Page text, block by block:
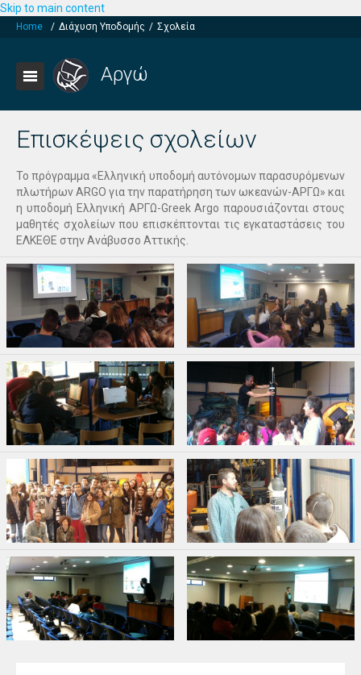
Skip to main content
Home / Διάχυση Yποδομής / Σχολεία
Αργώ
Επισκέψεις σχολείων
Το πρόγραμμα «Ελληνική υποδομή αυτόνομων παρασυρόμενων
πλωτήρων ARGO για την παρατήρηση των ωκεανών-ΑΡΓΩ» και
η υποδομή Ελληνική ΑΡΓΩ-Greek Argo παρουσιάζονται στους
μαθητές σχολείων που επισκέπτονται τις εγκαταστάσεις του
ΕΛΚΕΘΕ στην Ανάβυσσο Αττικής.